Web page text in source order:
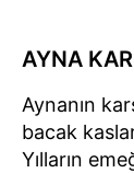
AYNA
Aynanın
bacak
Yılların